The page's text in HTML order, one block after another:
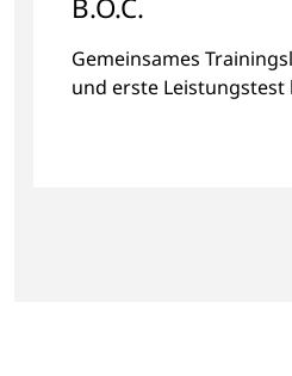
B.O.C.
Gemeinsames
und erste Leistungstest